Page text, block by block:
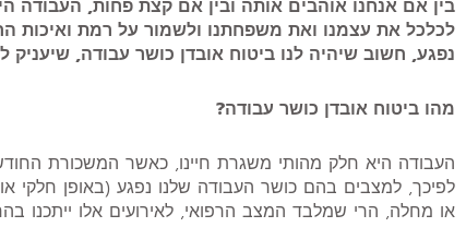
בין אם אנחנו אוהבים אותה ובין אם קצת פחות, העבודה
לכלכל את עצמנו ואת משפחתנו ולשמור על רמת ואיכות
נפגע, חשוב שיהיה לנו ביטוח אובדן כושר עבודה, שיעניק
מהו ביטוח אובדן כושר עבודה?
העבודה היא חלק מהותי משגרת חיינו, כאשר המשכורת
לפיכך, למצבים בהם כושר העבודה שלנו נפגע (באופן חלקי
או מחלה, הרי שמלבד המצב הרפואי, לאירועים אלו ייתכנו